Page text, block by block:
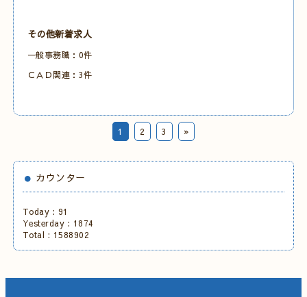
その他新着求人
一般事務職：0件
ＣＡＤ関連：3件
1 2 3 »
カウンター
Today : 91
Yesterday : 1874
Total : 1588902